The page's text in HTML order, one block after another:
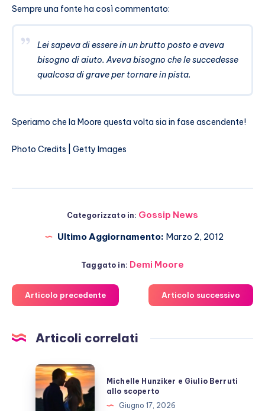
Sempre una fonte ha così commentato:
Lei sapeva di essere in un brutto posto e aveva
bisogno di aiuto. Aveva bisogno che le succedesse
qualcosa di grave per tornare in pista.
Speriamo che la Moore questa volta sia in fase ascendente!
Photo Credits | Getty Images
Categorizzato in: Gossip News
Ultimo Aggiornamento: Marzo 2, 2012
Taggato in: Demi Moore
Articolo precedente Articolo successivo
Articoli correlati
Michelle
Hunziker
e
Michelle Hunziker e Giulio Berruti
allo scoperto
Giugno 17, 2026